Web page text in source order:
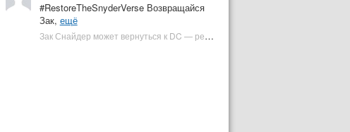
#RestoreTheSnyderVerse Возвращайся
Зак, ещё
Зак Снайдер может вернуться к DC — режиссер общался с Warner Bros. (фото) | Plugged In Ru